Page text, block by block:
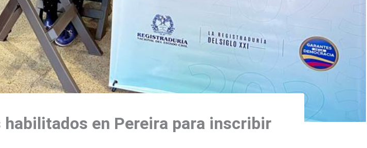
en Pereira para inscribir